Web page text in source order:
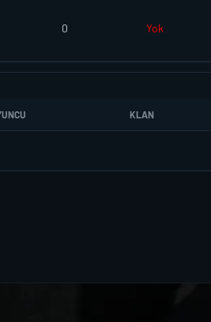
0 Yok
KLAN